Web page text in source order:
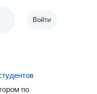
Войти
по